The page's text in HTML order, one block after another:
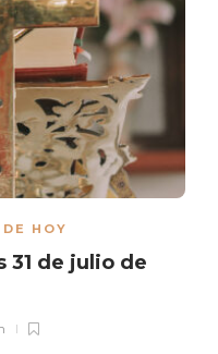
HOY
31 de julio de